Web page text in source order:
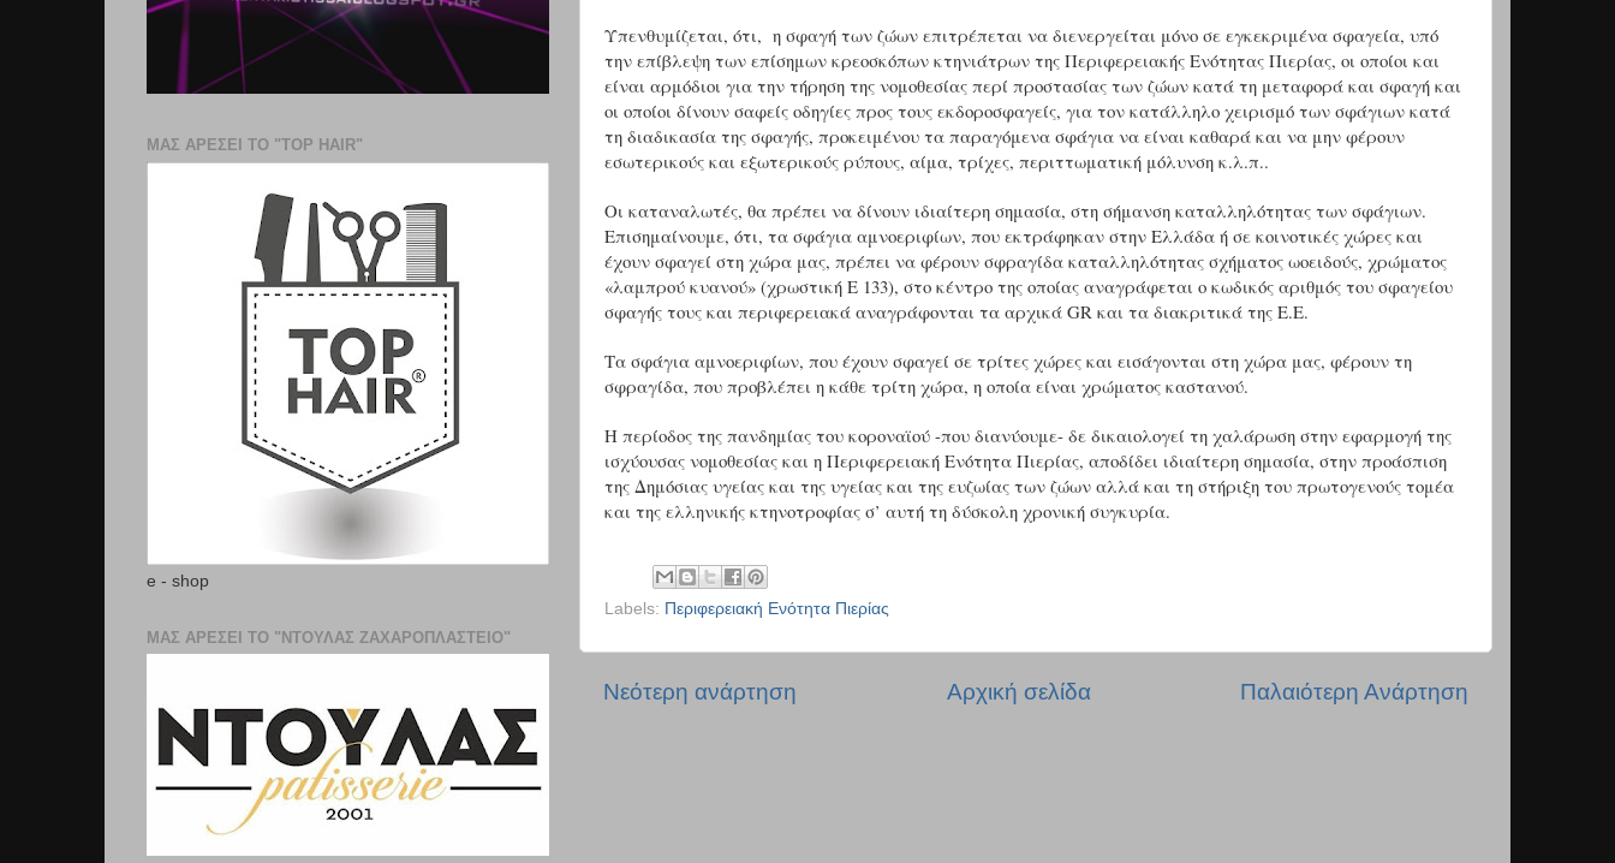
Υπενθυμίζεται, ότι, η σφαγή των ζώων επιτρέπεται να διενεργείται μόνο σε εγκεκριμένα σφαγεία, υπό
την επίβλεψη των επίσημων κρεοσκόπων κτηνιάτρων της Περιφερειακής Ενότητας Πιερίας, οι οποίοι και
είναι αρμόδιοι για την τήρηση της νομοθεσίας περί προστασίας των ζώων κατά τη μεταφορά και σφαγή και
οι οποίοι δίνουν σαφείς οδηγίες προς τους εκδοροσφαγείς, για τον κατάλληλο χειρισμό των σφάγιων κατά
τη διαδικασία της σφαγής, προκειμένου τα παραγόμενα σφάγια να είναι καθαρά και να μην φέρουν
εσωτερικούς και εξωτερικούς ρύπους, αίμα, τρίχες, περιττωματική μόλυνση κ.λ.π..
Οι καταναλωτές, θα πρέπει να δίνουν ιδιαίτερη σημασία, στη σήμανση καταλληλότητας των σφάγιων.
Επισημαίνουμε, ότι, τα σφάγια αμνοεριφίων, που εκτράφηκαν στην Ελλάδα ή σε κοινοτικές χώρες και
έχουν σφαγεί στη χώρα μας, πρέπει να φέρουν σφραγίδα καταλληλότητας σχήματος ωοειδούς, χρώματος
«λαμπρού κυανού» (χρωστική Ε 133), στο κέντρο της οποίας αναγράφεται ο κωδικός αριθμός του σφαγείου
σφαγής τους και περιφερειακά αναγράφονται τα αρχικά GR και τα διακριτικά της Ε.Ε.
Τα σφάγια αμνοεριφίων, που έχουν σφαγεί σε τρίτες χώρες και εισάγονται στη χώρα μας, φέρουν τη
σφραγίδα, που προβλέπει η κάθε τρίτη χώρα, η οποία είναι χρώματος καστανού.
Η περίοδος της πανδημίας του κοροναϊού -που διανύουμε- δε δικαιολογεί τη χαλάρωση στην εφαρμογή της
ισχύουσας νομοθεσίας και η Περιφερειακή Ενότητα Πιερίας, αποδίδει ιδιαίτερη σημασία, στην προάσπιση
της Δημόσιας υγείας και της υγείας και της ευζωίας των ζώων αλλά και τη στήριξη του πρωτογενούς τομέα
και της ελληνικής κτηνοτροφίας σ’ αυτή τη δύσκολη χρονική συγκυρία.
Labels: Περιφερειακή Ενότητα Πιερίας
Νεότερη ανάρτηση Παλαιότερη Ανάρτηση
Αρχική σελίδα
ΜΑΣ ΑΡΕΣΕΙ ΤΟ "TOP HAIR"
e - shop
ΜΑΣ ΑΡΕΣΕΙ ΤΟ "ΝΤΟΥΛΑΣ ΖΑΧΑΡΟΠΛΑΣΤΕΊΟ"